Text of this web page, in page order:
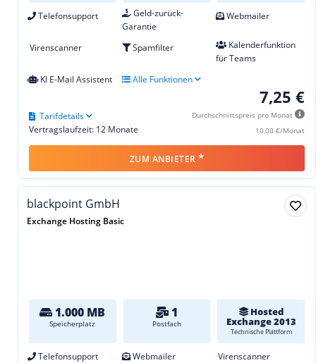
Telefonsupport
Geld-zurück-
Garantie
Webmailer
Virenscanner Spamfilter
Kalenderfunktion
für Teams
KI E-Mail Assistent
Alle Funktionen
7,25 €
Durchschnittspreis pro Monat
10,00 €/Monat
Vertragslaufzeit: 12 Monate
Tarifdetails
ZUM ANBIETER *
blackpoint GmbH
Exchange Hosting Basic
1.000 MB
Speicherplatz
1
Postfach
Hosted
Exchange 2013
Technische Plattform
Telefonsupport Webmailer
Virenscanner